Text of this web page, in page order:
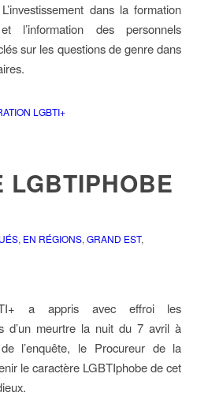
dans la formation
l’information des personnels
sur les questions de genre dans
LGBTI+
LGBTIPHOBE
, EN RÉGIONS, GRAND EST,
a appris avec effroi les
d’un meurtre la nuit du 7 avril à
l’enquête, le Procureur de la
le caractère LGBTIphobe de cet